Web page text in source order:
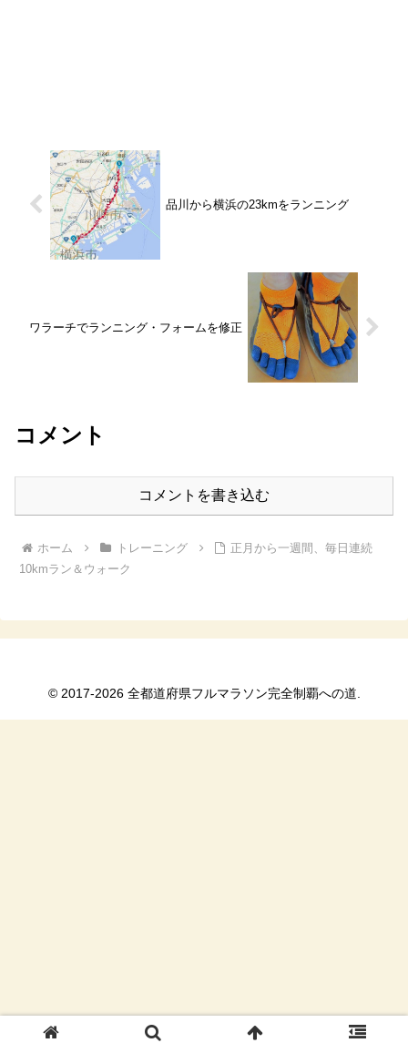
品川から横浜の23kmをランニング
ワラーチでランニング・フォームを修正
コメント
コメントを書き込む
ホーム トレーニング
正月から一週間、毎日連続
10kmラン＆ウォーク
© 2017-2026 全都道府県フルマラソン完全制覇への道.